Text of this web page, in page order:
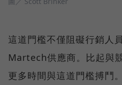
這道門檻不僅阻礙行銷人
Martech供應商。比起與
更多時間與這道門檻搏鬥